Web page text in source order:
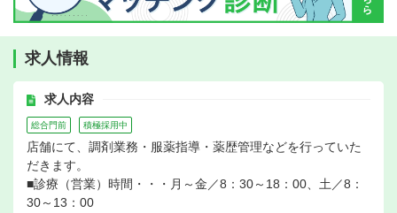
求人情報
求人内容
総合門前 積極採用中
店舗にて、調剤業務・服薬指導・薬歴管理などを行っていた
だきます。
■診療（営業）時間・・・月～金／8：30～18：00、土／8：
30～13：00